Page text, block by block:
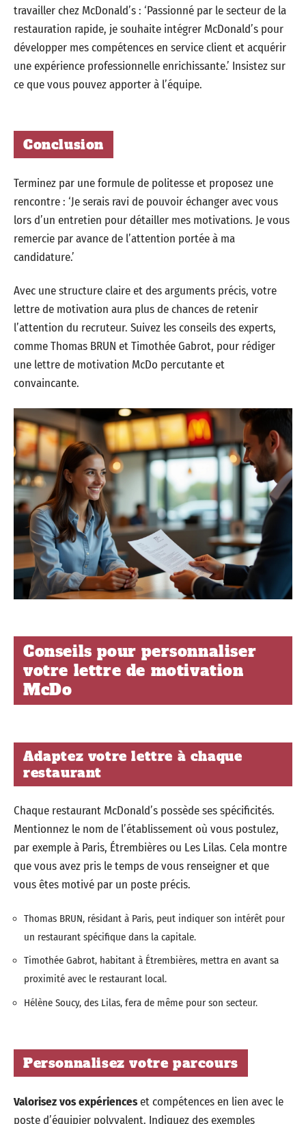
travailler chez McDonald’s : ‘Passionné par le secteur de la
restauration rapide, je souhaite intégrer McDonald’s pour
développer mes compétences en service client et acquérir
une expérience professionnelle enrichissante.’ Insistez sur
ce que vous pouvez apporter à l’équipe.
Conclusion
Terminez par une formule de politesse et proposez une
rencontre : ‘Je serais ravi de pouvoir échanger avec vous
lors d’un entretien pour détailler mes motivations. Je vous
remercie par avance de l’attention portée à ma
candidature.’
Avec une structure claire et des arguments précis, votre
lettre de motivation aura plus de chances de retenir
l’attention du recruteur. Suivez les conseils des experts,
comme Thomas BRUN et Timothée Gabrot, pour rédiger
une lettre de motivation McDo percutante et
convaincante.
Conseils pour personnaliser
votre lettre de motivation
McDo
Adaptez votre lettre à chaque
restaurant
Chaque restaurant McDonald’s possède ses spécificités.
Mentionnez le nom de l’établissement où vous postulez,
par exemple à Paris, Étrembières ou Les Lilas. Cela montre
que vous avez pris le temps de vous renseigner et que
vous êtes motivé par un poste précis.
Thomas BRUN, résidant à Paris, peut indiquer son intérêt pour
un restaurant spécifique dans la capitale.
Timothée Gabrot, habitant à Étrembières, mettra en avant sa
proximité avec le restaurant local.
Hélène Soucy, des Lilas, fera de même pour son secteur.
Personnalisez votre parcours
Valorisez vos expérienceset compétences en lien avec le
poste d’équipier polyvalent. Indiquez des exemples